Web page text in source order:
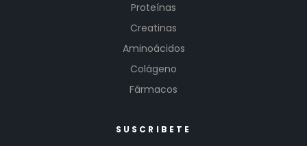
Proteínas
Creatinas
Aminoácidos
Colágeno
Fármacos
SUSCRIBETE